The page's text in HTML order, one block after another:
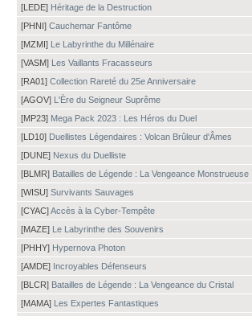
[LEDE] Héritage de la Destruction
[PHNI] Cauchemar Fantôme
[MZMI] Le Labyrinthe du Millénaire
[VASM] Les Vaillants Fracasseurs
[RA01] Collection Rareté du 25e Anniversaire
[AGOV] L'Ère du Seigneur Suprême
[MP23] Mega Pack 2023 : Les Héros du Duel
[LD10] Duellistes Légendaires : Volcan Brûleur d'Âmes
[DUNE] Nexus du Duelliste
[BLMR] Batailles de Légende : La Vengeance Monstrueuse
[WISU] Survivants Sauvages
[CYAC]Accès à la Cyber-Tempête
[MAZE] Le Labyrinthe des Souvenirs
[PHHY] Hypernova Photon
[AMDE] Incroyables Défenseurs
[BLCR] Batailles de Légende : La Vengeance du Cristal
[MAMA] Les Expertes Fantastiques